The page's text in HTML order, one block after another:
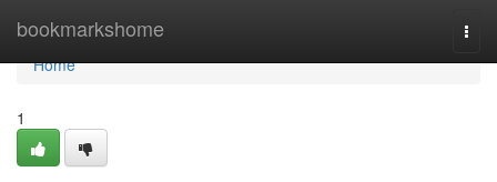
bookmarkshome
Home
Home
1